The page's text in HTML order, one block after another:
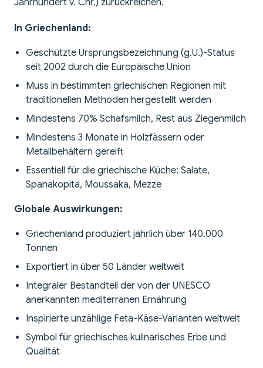
Jahrhundert v. Chr.) zurückreichen.
In Griechenland:
Geschützte Ursprungsbezeichnung (g.U.)-Status
seit 2002 durch die Europäische Union
Muss in bestimmten griechischen Regionen mit
traditionellen Methoden hergestellt werden
Mindestens 70% Schafsmilch, Rest aus Ziegenmilch
Mindestens 3 Monate in Holzfässern oder
Metallbehältern gereift
Essentiell für die griechische Küche: Salate,
Spanakopita, Moussaka, Mezze
Globale Auswirkungen:
Griechenland produziert jährlich über 140.000
Tonnen
Exportiert in über 50 Länder weltweit
Integraler Bestandteil der von der UNESCO
anerkannten mediterranen Ernährung
Inspirierte unzählige Feta-Käse-Varianten weltweit
Symbol für griechisches kulinarisches Erbe und
Qualität